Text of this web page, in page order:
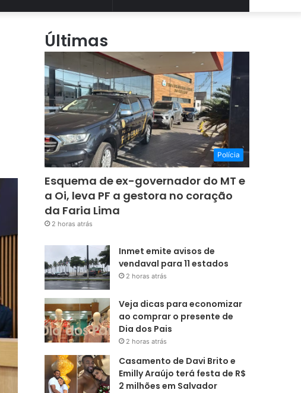
Últimas
Polícia
Esquema de ex-governador do MT e
a Oi, leva PF a gestora no coração
da Faria Lima
2 horas atrás
Inmet emite avisos de
vendaval para 11 estados
2 horas atrás
Veja dicas para economizar
ao comprar o presente de
Dia dos Pais
2 horas atrás
Casamento de Davi Brito e
Emilly Araújo terá festa de R$
2 milhões em Salvador